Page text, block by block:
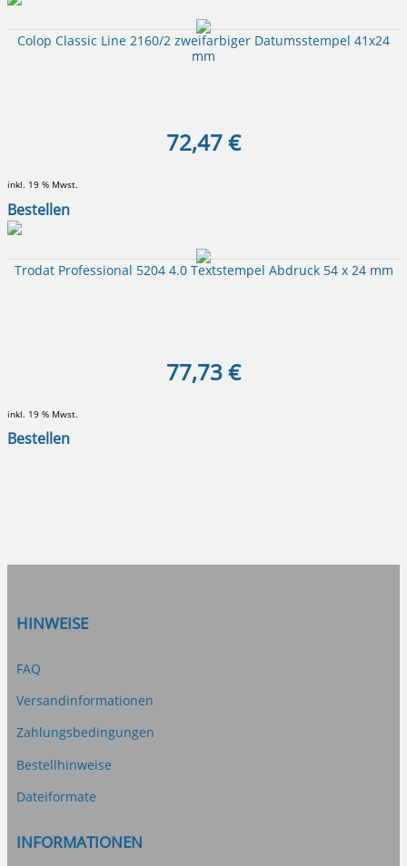
Colop Classic Line 2160/2 zweifarbiger Datumsstempel 41x24
mm
72,47 €
inkl. 19 % Mwst.
Bestellen
Trodat Professional 5204 4.0 Textstempel Abdruck 54 x 24 mm
77,73 €
inkl. 19 % Mwst.
Bestellen
HINWEISE
FAQ
Versandinformationen
Zahlungsbedingungen
Bestellhinweise
Dateiformate
INFORMATIONEN